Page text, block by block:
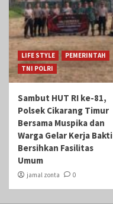
LIFE STYLE
PEMERINTAH
TNI POLRI
Sambut HUT RI ke-81,
Polsek Cikarang Timur
Bersama Muspika dan
Warga Gelar Kerja Bakti
Bersihkan Fasilitas
Umum
jamal zonta 0